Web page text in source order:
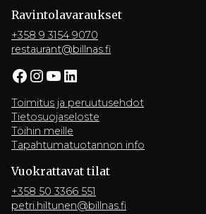
Ravintola­varaukset
+358 9 3154 9070
restaurant@billnas.fi
Facebook InstagramYouTube LinkedIn
Toimitus ja peruutusehdot
Tietosuojaseloste
Töihin meille
Tapahtumatuotannon info
Vuokrattavat tilat
+358 50 3366 551
petri.hiltunen@billnas.fi